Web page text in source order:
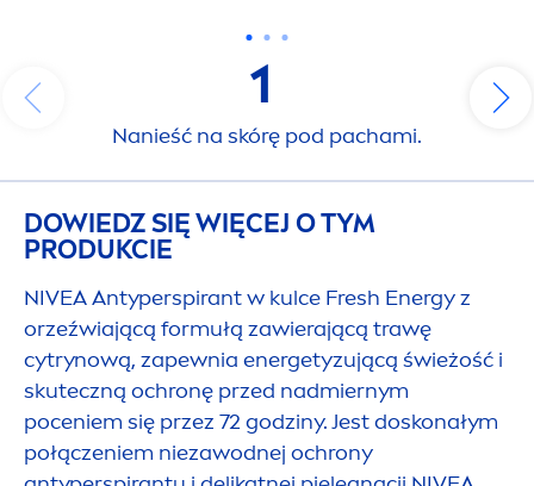
1
Nanieść na skórę pod pachami.
DOWIEDZ SIĘ WIĘCEJ O TYM
PRODUKCIE
NIVEAAntyperspirant w kulce Fresh Energy z
orzeźwiającą formułą zawierającą trawę
cytrynową, zapewnia energetyzującą świeżość i
skuteczną ochronę przed nadmiernym
poceniem się przez 72 godziny. Jest doskonałym
połączeniem niezawodnej ochrony